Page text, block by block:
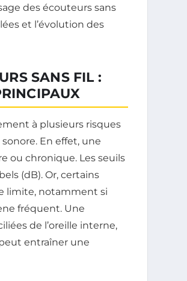
des écouteurs sans
et l’évolution des
SANS FIL :
à plusieurs risques
En effet, une
ou chronique. Les seuils
(dB). Or, certains
limite, notamment si
fréquent. Une
de l’oreille interne,
entraîner une